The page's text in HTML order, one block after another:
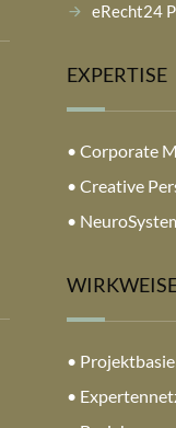
eRecht24
EXPERTISE
• Corporate
• Creative
•
•
•